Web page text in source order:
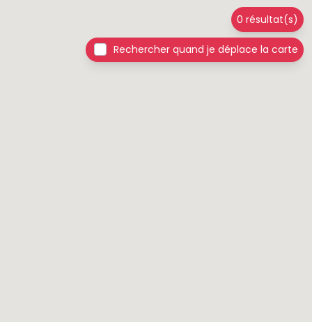
0 résultat(s)
Rechercher quand je déplace la carte